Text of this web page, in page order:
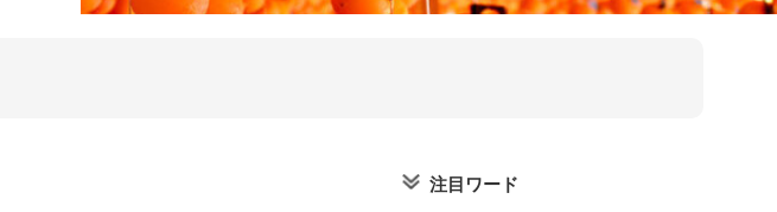
注目ワード